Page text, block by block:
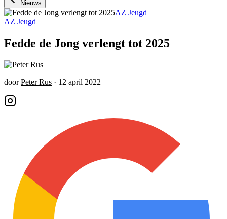
Nieuws
AZ Jeugd
AZ Jeugd
Fedde de Jong verlengt tot 2025
door Peter Rus · 12 april 2022